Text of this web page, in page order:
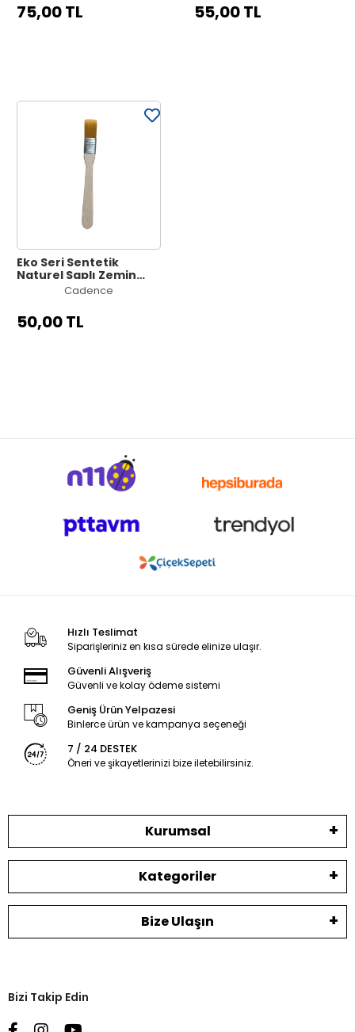
75,00 TL 55,00 TL
Eko Seri Sentetik
Naturel Saplı Zemin
Fırçası No: 2Cadence
50,00 TL
Hızlı Teslimat
Siparişleriniz en kısa sürede elinize ulaşır.
Güvenli Alışveriş
Güvenli ve kolay ödeme sistemi
Geniş Ürün Yelpazesi
Binlerce ürün ve kampanya seçeneği
7 / 24 DESTEK
Öneri ve şikayetlerinizi bize iletebilirsiniz.
Kurumsal
Kategoriler
Bize Ulaşın
Bizi Takip Edin